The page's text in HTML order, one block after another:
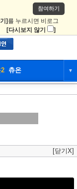
참여하기
] 를 누르시면 비로그
[다시보지 않기 ]
츄온 ▼
[닫기X]